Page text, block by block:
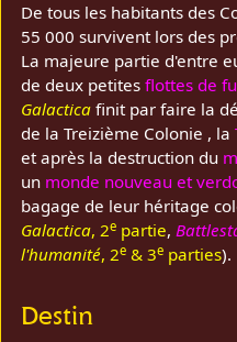
De tous les habitants des
55 000 survivent lors des
La majeure partie d'entre
de deux petitesflottes de
Galactica finit par faire la
de la Treizième Colonie , la
et après la destruction du
un monde nouveau et
bagage de leur héritage
Galactica, 2e partie,
l'humanité, 2e & 3e parties).
Destin